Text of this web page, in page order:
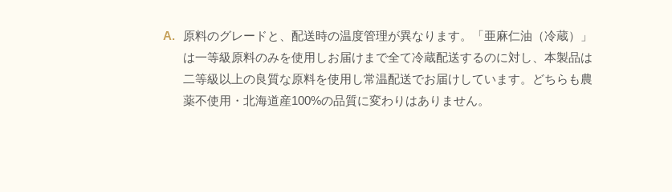
A.
原料のグレードと、配送時の温度管理が異なります。「亜麻仁油（冷蔵）」
は一等級原料のみを使用しお届けまで全て冷蔵配送するのに対し、本製品は
二等級以上の良質な原料を使用し常温配送でお届けしています。どちらも農
薬不使用・北海道産100%の品質に変わりはありません。